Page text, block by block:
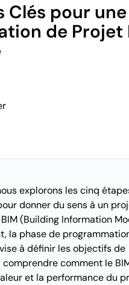
Clés pour une
de Projet
explorons les cinq
donner du sens à un
(Building Information
la phase de
à définir les objectifs de
comprendre comment le
et la performance du